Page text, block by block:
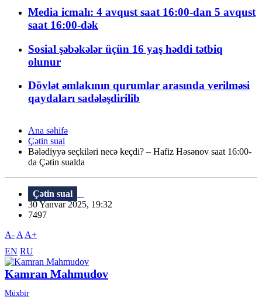
Media icmalı: 4 avqust saat 16:00-dan 5 avqust
saat 16:00-dək
Sosial şəbəkələr üçün 16 yaş həddi tətbiq
olunur
Dövlət əmlakının qurumlar arasında verilməsi
qaydaları sadələşdirilib
Ana səhifə
Çətin sual
Bələdiyyə seçkiləri necə keçdi? – Hafiz Həsənov saat 16:00-
da Çətin sualda
Çətin sual
30 Yanvar 2025, 19:32
7497
A- A A+
EN RU
Kamran Mahmudov
Müxbir